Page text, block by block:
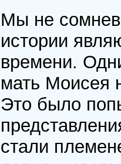
Мы не
истории
времени.
мать Моисея
Это было
стали